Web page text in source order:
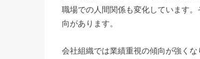
職場での人間関係も変化しています
向があります。
会社組織では業績重視の傾向が強く